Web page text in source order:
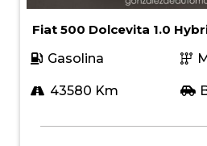
Fiat 500 Dolcevita 1.0
Gasolina
43580 Km